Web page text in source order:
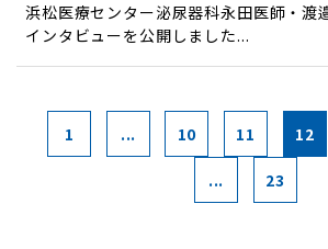
浜松医療センター泌尿器科永田医師・渡
インタビューを公開しました...
1 ... 10 11 12
... 23